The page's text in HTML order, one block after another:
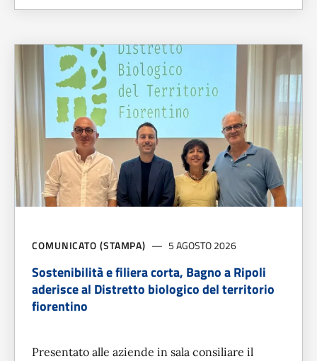
COMUNICATO (STAMPA) 5 AGOSTO 2026
Sostenibilità e filiera corta, Bagno a Ripoli
aderisce al Distretto biologico del territorio
fiorentino
Presentato alle aziende in sala consiliare il